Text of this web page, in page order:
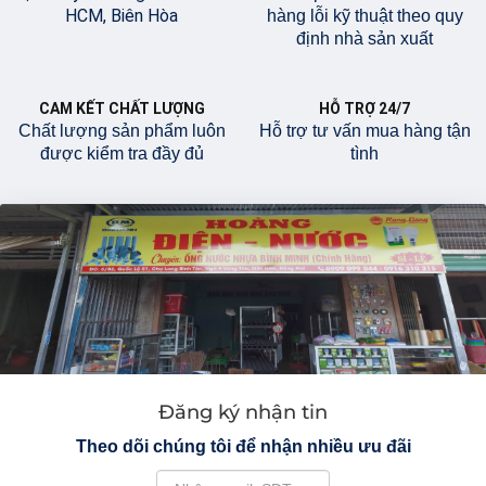
HCM, Biên Hòa
hàng lỗi kỹ thuật theo quy
định nhà sản xuất
CAM KẾT CHẤT LƯỢNG
Chất lượng sản phẩm luôn
được kiểm tra đầy đủ
HỖ TRỢ 24/7
Hỗ trợ tư vấn mua hàng tận
tình
Đăng ký nhận tin
Theo dõi chúng tôi để nhận nhiều ưu đãi